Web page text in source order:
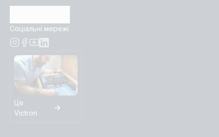
Соціальні мережі
Це
Victron